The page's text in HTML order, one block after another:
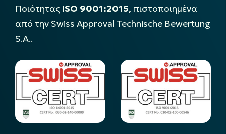
Ποιότητας ISO 9001:2015, πιστοποιημένα
από την Swiss Approval Technische Bewertung
S.A..